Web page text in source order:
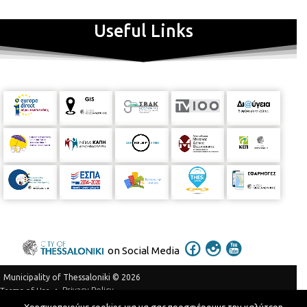
Useful Links
on Social Media
Municipality of Thessaloniki © 2026
Terms of Use
Privacy Policy